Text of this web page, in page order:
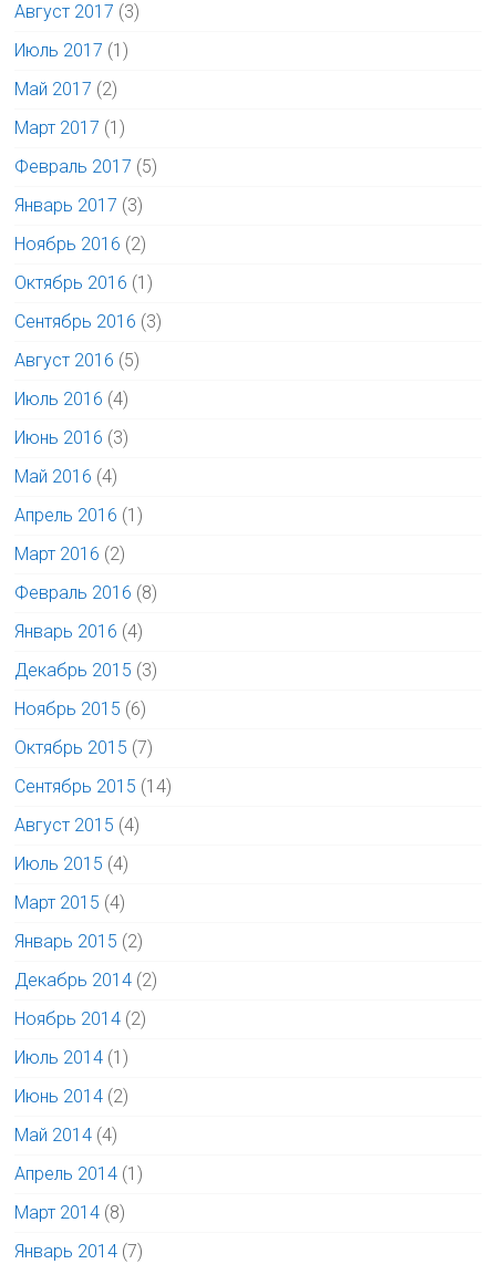
Август 2017 (3)
Июль 2017 (1)
Май 2017 (2)
Март 2017 (1)
Февраль 2017 (5)
Январь 2017 (3)
Ноябрь 2016 (2)
Октябрь 2016 (1)
Сентябрь 2016 (3)
Август 2016 (5)
Июль 2016 (4)
Июнь 2016 (3)
Май 2016 (4)
Апрель 2016 (1)
Март 2016 (2)
Февраль 2016 (8)
Январь 2016 (4)
Декабрь 2015 (3)
Ноябрь 2015 (6)
Октябрь 2015 (7)
Сентябрь 2015 (14)
Август 2015 (4)
Июль 2015 (4)
Март 2015 (4)
Январь 2015 (2)
Декабрь 2014 (2)
Ноябрь 2014 (2)
Июль 2014 (1)
Июнь 2014 (2)
Май 2014 (4)
Апрель 2014 (1)
Март 2014 (8)
Январь 2014 (7)